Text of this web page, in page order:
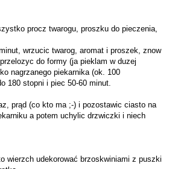
procz twarogu, proszku do pieczenia,
wrzucic twarog, aromat i proszek, znow
do formy (ja pieklam w duzej
nagrzanego piekarnika (ok. 100
180 stopni i piec 50-60 minut.
prąd (co kto ma ;-) i pozostawic ciasto na
a potem uchylic drzwiczki i niech
wierzch udekorować brzoskwiniami z puszki